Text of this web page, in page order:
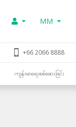
MM
+66 2066 8888
ကျန်းမာရေးစစ်ဆေးခြင်း